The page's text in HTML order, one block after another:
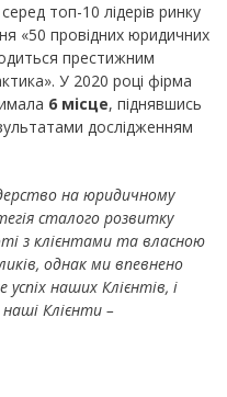
топ-10 лідерів ринку
«50 провідних юридичних
престижним
У 2020 році фірма
6 місце, піднявшись
дослідженням
на юридичному
сталого розвитку
з клієнтами та власною
однак ми впевнено
успіх наших Клієнтів, і
Клієнти –